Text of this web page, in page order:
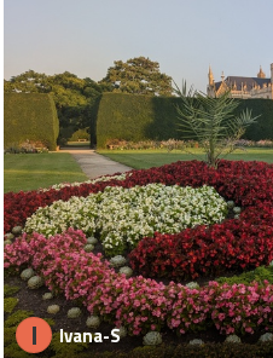
I Ivana-S